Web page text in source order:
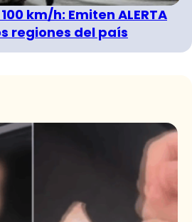
km/h: Emiten ALERTA
regiones del país